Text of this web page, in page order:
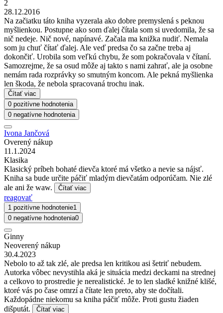
2
28.12.2016
Na začiatku táto kniha vyzerala ako dobre premyslená s peknou
myšlienkou. Postupne ako som ďalej čítala som si uvedomila, že sa
nič nedeje. Nič nové, napínavé. Začala ma knižka nudiť. Nemala
som ju chuť čítať ďalej. Ale veď predsa čo sa začne treba aj
dokončiť. Urobila som veľkú chybu, že som pokračovala v čítaní.
Samozrejme, že sa osud môže aj takto s nami zahrať, ale ja osobne
nemám rada rozprávky so smutným koncom. Ale pekná myšlienka
len škoda, že nebola spracovaná trochu inak.
Čítať viac
0 pozitívne hodnotenia
0 negatívne hodnotenia
Ivona Jančová
Overený nákup
11.1.2024
Klasika
Klasický príbeh bohaté dievča ktoré má všetko a nevie sa nájsť.
Kniha sa bude určite páčiť mladým dievčatám odporúčam. Nie zlé
ale ani že waw.
Čítať viac
reagovať
1 pozitívne hodnotenie1
0 negatívne hodnotenia0
Ginny
Neoverený nákup
30.4.2023
Nebolo to až tak zlé, ale predsa len kritikou asi šetriť nebudem.
Autorka vôbec nevystihla aká je situácia medzi deckami na strednej
a celkovo to prostredie je nerealistické. Je to len sladké knižné klišé,
ktoré vás po čase omrzí a čítate len preto, aby ste dočítali.
Každopádne niekomu sa kniha páčiť môže. Proti gustu žiaden
dišputát.
Čítať viac